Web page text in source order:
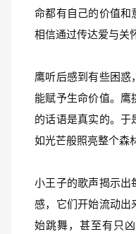
命都有自己的价值和
相信通过传达爱与关
鹰听后感到有些困惑
能赋予生命价值。鹰
的话语是真实的。于
如光芒般照亮整个森
小王子的歌声揭示出
感，它们开始流动出
始跳舞，甚至有只